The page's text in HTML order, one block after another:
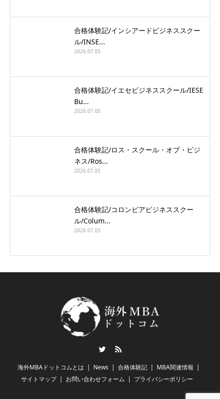
合格体験記/インシアードビジネススクー
ル/INSE...
2026.07.05
合格体験記/イエセビジネススクール/IESE
Bu...
2026.07.05
合格体験記/ロス・スクール・オブ・ビジ
ネス/Ros...
2026.07.05
合格体験記/コロンビアビジネススクー
ル/Colum...
2026.07.05
海外MBAドットコムとは News 合格体験記
MBA関連情報
サイトマップ
お問い合わせフォーム プライバシーポリシー